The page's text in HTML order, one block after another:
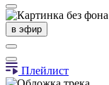
в эфир
Плейлист